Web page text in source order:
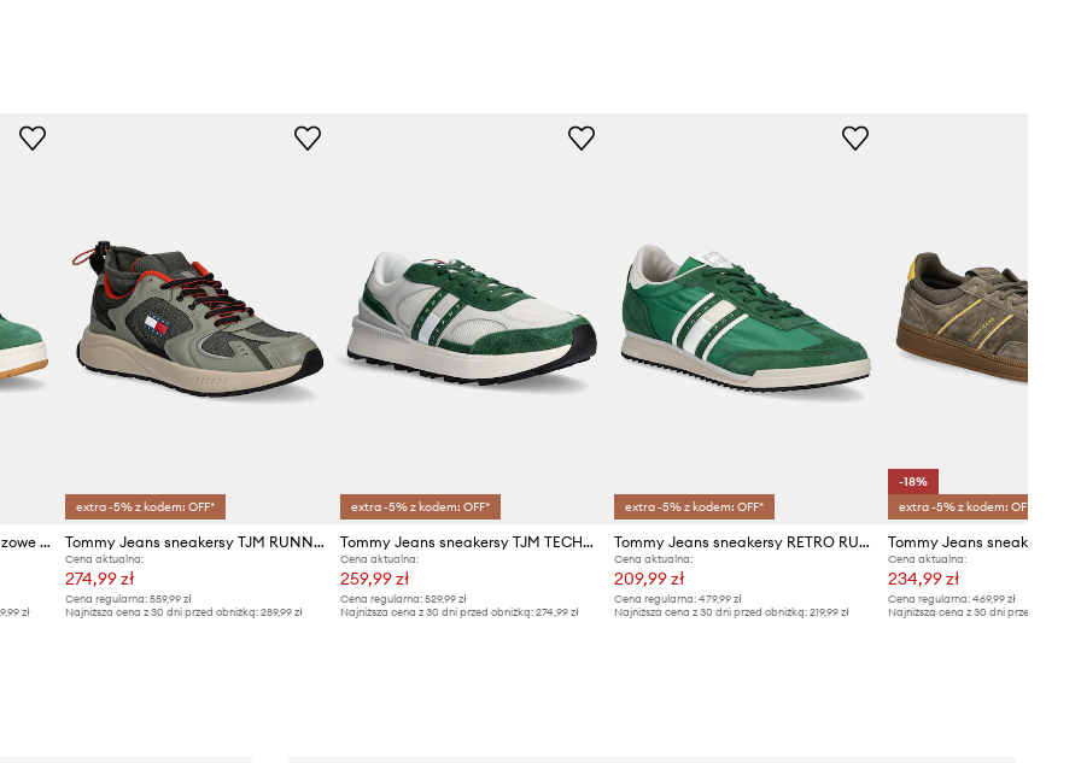
Tommy Jeans sneakersy zamszowe SKATER SNEAKER
zł
extra -5% z kodem: OFF*
Tommy Jeans sneakersy TJM RUNNER MIX MATERIAL
Cena aktualna:
274,99 zł
Cena regularna: 559,99 zł
Najniższa cena z 30 dni przed obniżką: 289,99 zł
extra -5% z kodem: OFF*
Tommy Jeans sneakersy TJM TECHNICAL RUNNER ESS
Cena aktualna:
259,99 zł
Cena regularna: 529,99 zł
Najniższa cena z 30 dni przed obniżką: 274,99 zł
extra -5% z kodem: OFF*
Tommy Jeans sneakersy RETRO RUNNER CLEATED
Cena aktualna:
209,99 zł
Cena regularna:479,99 zł
Najniższa cena z 30 dni przed obniżką:219,99 zł
-18%
extra -5% z kodem: OFF*
Cena aktualna:
234,99 zł
Cena regularna: 469,99 zł
Najniższa cena z 30 dni przed obniżką: